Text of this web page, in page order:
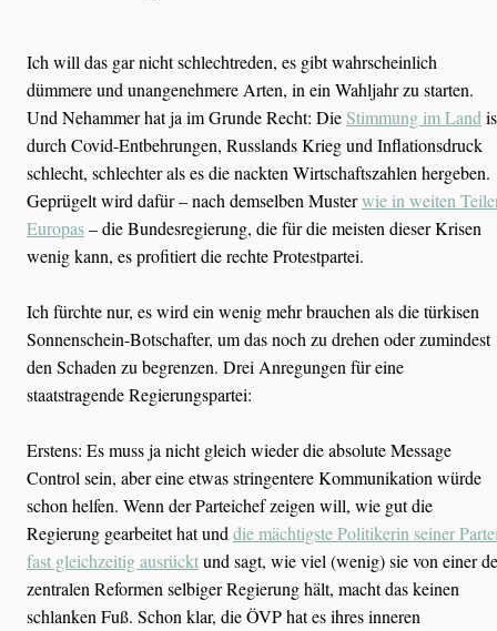
Ich will das gar nicht schlechtreden, es gibt wahrscheinlich
dümmere und unangenehmere Arten, in ein Wahljahr zu starten.
Und Nehammer hat ja im Grunde Recht: DieStimmung im Land
durch Covid-Entbehrungen, Russlands Krieg und Inflationsdruck
schlecht, schlechter als es die nackten Wirtschaftszahlen hergeben.
Geprügelt wird dafür – nach demselben Musterwie in weiten
Europas– die Bundesregierung, die für die meisten dieser Krisen
wenig kann, es profitiert die rechte Protestpartei.
Ich fürchte nur, es wird ein wenig mehr brauchen als die türkisen
Sonnenschein-Botschafter, um das noch zu drehen oder zumindest
den Schaden zu begrenzen. Drei Anregungen für eine
staatstragende Regierungspartei:
Erstens: Es muss ja nicht gleich wieder die absolute Message
Control sein, aber eine etwas stringentere Kommunikation würde
schon helfen. Wenn der Parteichef zeigen will, wie gut die
Regierung gearbeitet hat und die mächtigste Politikerin seiner
fast gleichzeitig ausrücktund sagt, wie viel (wenig) sie von einer
zentralen Reformen selbiger Regierung hält, macht das keinen
schlanken Fuß. Schon klar, die ÖVP hat es ihres inneren